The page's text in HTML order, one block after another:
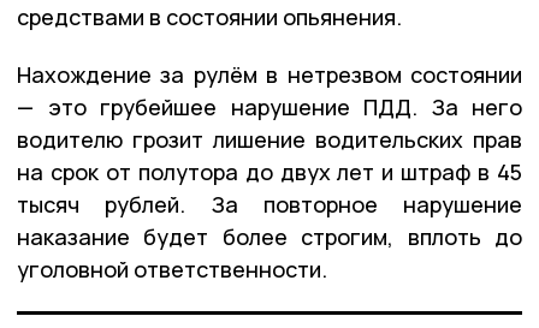
средствами в состоянии опьянения.
Нахождение за рулём в нетрезвом состоянии
— это грубейшее нарушение ПДД. За него
водителю грозит лишение водительских прав
на срок от полутора до двух лет и штраф в 45
тысяч рублей. За повторное нарушение
наказание будет более строгим, вплоть до
уголовной ответственности.